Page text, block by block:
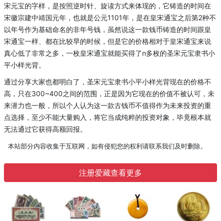
宋元宝的字样 ， 是按照逆时针 旋读方式来体现的， 它铸造的时间在
宋徽宗建中靖国元年，也就是公元1101年 ， 是在皇宋通宝之后第2种不
以年号作为基础命名的非年号钱， 虽然说这一款钱币铸造的时间跟皇
宋通宝一样
都在比较早的时候 ，但是它的价格相对于皇宋通宝来说
真心低了非常之多， 一枚皇宋通宝就能买得了n多枚的圣宋元宝隶书小
平小样光背。
通过分享大家也都明白了，圣宋元宝隶书小平小样光背现在的价格不
高，只在300~400之间的范围，正是因为它现在的价值不被认可，未
来潜力也一般，所以个人认为这一款古钱币不值得作为未来投资的重
点选择 ，至少不能大量购入，将它当成纯粹的投资对象，毕竟根本就
无法通过它获得高额回报。
本站部分内容收集于互联网，如有侵犯您的权利请联系我们及时删除。
注册爱藏查看更多